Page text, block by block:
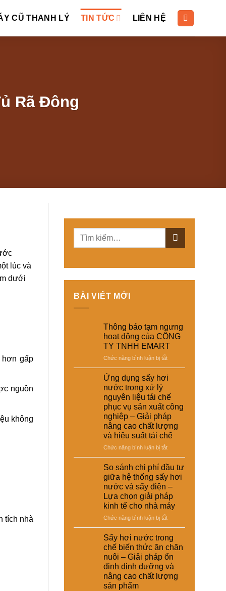
CŨ THANH LÝ TIN TỨC LIÊN HỆ
Rã Đông
lúc và
dưới
hơn gấp
nguồn
không
tích nhà
BÀI VIẾT MỚI
Thông báo tạm ngưng
hoạt động của CÔNG
TY TNHH EMART
Chức năng bình luận bị tắtở
báo
hoạt
động
của
CÔNG
TY
Ứng dụng sấy hơi
nước trong xử lý
nguyên liệu tái chế
phục vụ sản xuất công
nghiệp – Giải pháp
nâng cao chất lượng
và hiệu suất tái chế
Chức năng bình luận bị tắtở
dụng
sấy
hơi
trong
xử
lý
tái
chế
phục
vụ
sản
So sánh chi phí đầu tư
giữa hệ thống sấy hơi
nước và sấy điện –
Lựa chọn giải pháp
kinh tế cho nhà máy
Chức năng bình luận bị tắtở
chi
phí
đầu
tư
giữa
Sấy hơi nước trong
chế biến thức ăn chăn
nuôi – Giải pháp ổn
định dinh dưỡng và
nâng cao chất lượng
sản phẩm